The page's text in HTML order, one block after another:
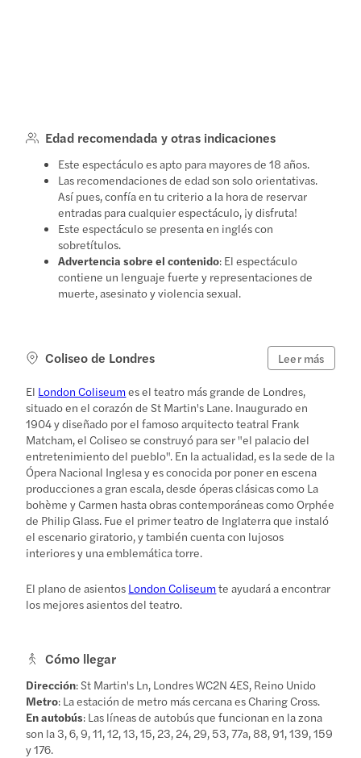
Edad recomendada y otras indicaciones
Este espectáculo es apto para mayores de 18 años.
Las recomendaciones de edad son solo orientativas.
Así pues, confía en tu criterio a la hora de reservar
entradas para cualquier espectáculo, ¡y disfruta!
Este espectáculo se presenta en inglés con
sobretítulos.
Advertencia sobre el contenido: El espectáculo
contiene un lenguaje fuerte y representaciones de
muerte, asesinato y violencia sexual.
Coliseo de Londres Leer más
El London Coliseum es el teatro más grande de Londres,
situado en el corazón de St Martin's Lane. Inaugurado en
1904 y diseñado por el famoso arquitecto teatral Frank
Matcham, el Coliseo se construyó para ser "el palacio del
entretenimiento del pueblo". En la actualidad, es la sede de la
Ópera Nacional Inglesa y es conocida por poner en escena
producciones a gran escala, desde óperas clásicas como La
bohème y Carmen hasta obras contemporáneas como Orphée
de Philip Glass. Fue el primer teatro de Inglaterra que instaló
el escenario giratorio, y también cuenta con lujosos
interiores y una emblemática torre.
El plano de asientos London Coliseum te ayudará a encontrar
los mejores asientos del teatro.
Cómo llegar
Dirección: St Martin's Ln, Londres WC2N 4ES, Reino Unido
Metro: La estación de metro más cercana es Charing Cross.
En autobús: Las líneas de autobús que funcionan en la zona
son la 3, 6, 9, 11, 12, 13, 15, 23, 24, 29, 53, 77a, 88, 91, 139, 159
y 176.